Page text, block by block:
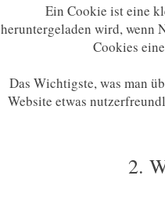
Ein Cookie ist eine
heruntergeladen wird, wenn
Cookies
Das Wichtigste, was man
Website etwas
2.